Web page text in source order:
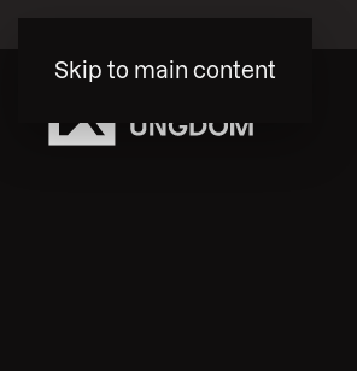
Skip to main content